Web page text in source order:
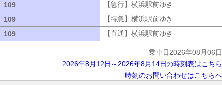
109
【急行】横浜駅前ゆき
109
【特急】横浜駅前ゆき
109
【直通】横浜駅前ゆき
乗車日2026年08月06日
2026年8月12日～2026年8月14日の時刻表はこちら
時刻のお問い合わせはこちらへ